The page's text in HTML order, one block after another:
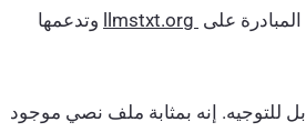
على
وتدعمها
للتوجيه. إنه بمثابة ملف نصي موجود